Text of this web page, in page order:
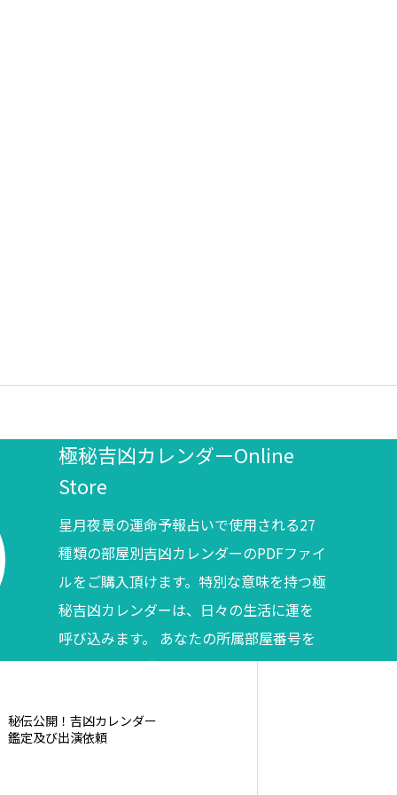
極秘吉凶カレンダーOnline
Store
星月夜景の運命予報占いで使用される27
種類の部屋別吉凶カレンダーのPDFファイ
ルをご購入頂けます。特別な意味を持つ極
秘吉凶カレンダーは、日々の生活に運を
呼び込みます。 あなたの所属部屋番号を
調べてからご購入ください。
秘伝公開！吉凶カレンダー
鑑定及び出演依頼